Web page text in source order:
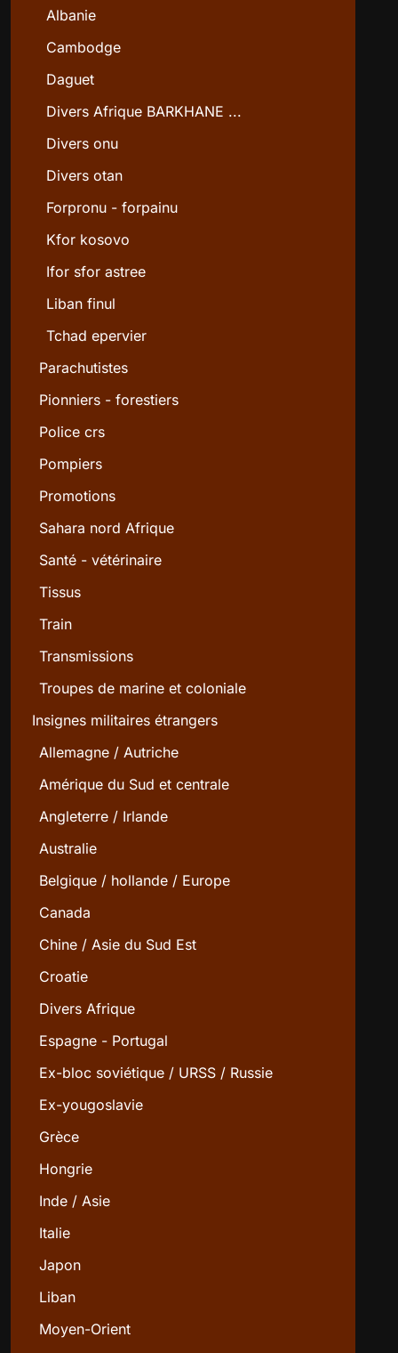
Albanie
Cambodge
Daguet
Divers Afrique BARKHANE ...
Divers onu
Divers otan
Forpronu - forpainu
Kfor kosovo
Ifor sfor astree
Liban finul
Tchad epervier
Parachutistes
Pionniers - forestiers
Police crs
Pompiers
Promotions
Sahara nord Afrique
Santé - vétérinaire
Tissus
Train
Transmissions
Troupes de marine et coloniale
Insignes militaires étrangers
Allemagne / Autriche
Amérique du Sud et centrale
Angleterre / Irlande
Australie
Belgique / hollande / Europe
Canada
Chine / Asie du Sud Est
Croatie
Divers Afrique
Espagne - Portugal
Ex-bloc soviétique / URSS / Russie
Ex-yougoslavie
Grèce
Hongrie
Inde / Asie
Italie
Japon
Liban
Moyen-Orient